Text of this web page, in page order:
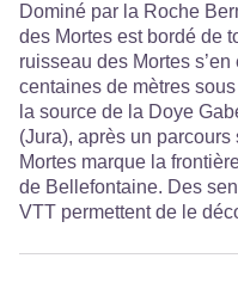
Dominé par la Roche
des Mortes est bordé de
ruisseau des Mortes
centaines de mètres
la source de la Doye
(Jura), après un
Mortes marque la
de Bellefontaine. Des
VTT permettent de le